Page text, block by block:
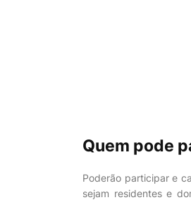
Quem pode
Poderão participar e
sejam residentes e